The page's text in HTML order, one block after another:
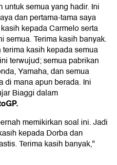
untuk semua yang hadir. Ini
dan pertama-tama saya
kepada Carmelo serta
semua. Terima kasih banyak.
kasih kepada semua
terwujud; semua pabrikan
Yamaha, dan semua
di mana apun berada. Ini
Biaggi dalam
.
memikirkan soal ini. Jadi
kepada Dorba dan
Terima kasih banyak,"